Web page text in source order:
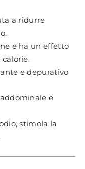
a ridurre
e ha un effetto
e depurativo
e
stimola la